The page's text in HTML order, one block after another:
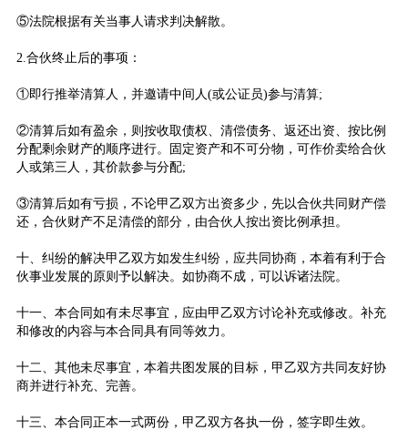
⑤法院根据有关当事人请求判决解散。
2.合伙终止后的事项：
①即行推举清算人，并邀请中间人(或公证员)参与清算;
②清算后如有盈余，则按收取债权、清偿债务、返还出资、按比例
分配剩余财产的顺序进行。固定资产和不可分物，可作价卖给合伙
人或第三人，其价款参与分配;
③清算后如有亏损，不论甲乙双方出资多少，先以合伙共同财产偿
还，合伙财产不足清偿的部分，由合伙人按出资比例承担。
十、纠纷的解决甲乙双方如发生纠纷，应共同协商，本着有利于合
伙事业发展的原则予以解决。如协商不成，可以诉诸法院。
十一、本合同如有未尽事宜，应由甲乙双方讨论补充或修改。补充
和修改的内容与本合同具有同等效力。
十二、其他未尽事宜，本着共图发展的目标，甲乙双方共同友好协
商并进行补充、完善。
十三、本合同正本一式两份，甲乙双方各执一份，签字即生效。